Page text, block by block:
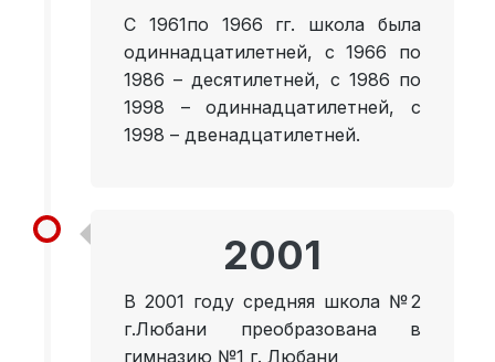
С 1961по 1966 гг. школа была
одиннадцатилетней, с 1966 по
1986 – десятилетней, с 1986 по
1998 – одиннадцатилетней, с
1998 – двенадцатилетней.
2001
В 2001 году средняя школа №2
г.Любани преобразована в
гимназию №1 г. Любани